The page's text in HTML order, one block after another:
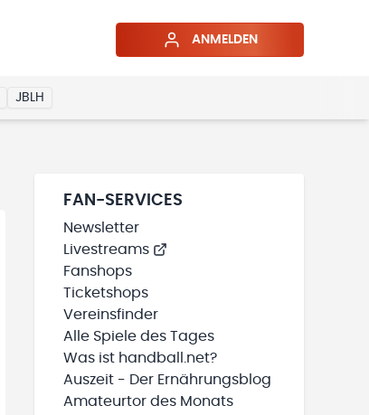
ANMELDEN
JBLH
FAN-SERVICES
Newsletter
Livestreams
Fanshops
Ticketshops
Vereinsfinder
Alle Spiele des Tages
Was ist handball.net?
Auszeit - Der Ernährungsblog
Amateurtor des Monats